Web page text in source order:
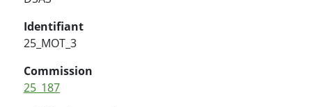
Identifiant
25_MOT_3
Commission
25_187